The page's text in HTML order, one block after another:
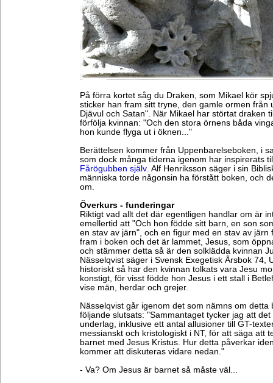
På förra kortet såg du Draken, som Mikael kör
sticker han fram sitt tryne, den gamle ormen från
Djävul och Satan". När Mikael har störtat draken
förfölja kvinnan: "Och den stora örnens båda
hon kunde flyga ut i öknen..."
Berättelsen kommer från Uppenbarelseboken, i
som dock många tiderna igenom har inspirerats
Fårögubben själv. Alf Henriksson säger i sin
människa torde någonsin ha förstått boken, och
om.
Överkurs - funderingar
Riktigt vad allt det där egentligen handlar om är
emellertid att "Och hon födde sitt barn, en son
en stav av järn", och en figur med en stav av järn
fram i boken och det är lammet, Jesus, som
och stämmer detta så är den solklädda kvinnan
Nässelqvist säger i Svensk Exegetisk Årsbok 74,
historiskt så har den kvinnan tolkats vara Jesu
konstigt, för visst födde hon Jesus i ett stall i
vise män, herdar och grejer.
Nässelqvist går igenom det som nämns om detta
följande slutsats: "Sammantaget tycker jag att
underlag, inklusive ett antal allusioner till GT-
messianskt och kristologiskt i NT, för att säga att
barnet med Jesus Kristus. Hur detta påverkar
kommer att diskuteras vidare nedan."
- Va? Om Jesus är barnet så måste väl...